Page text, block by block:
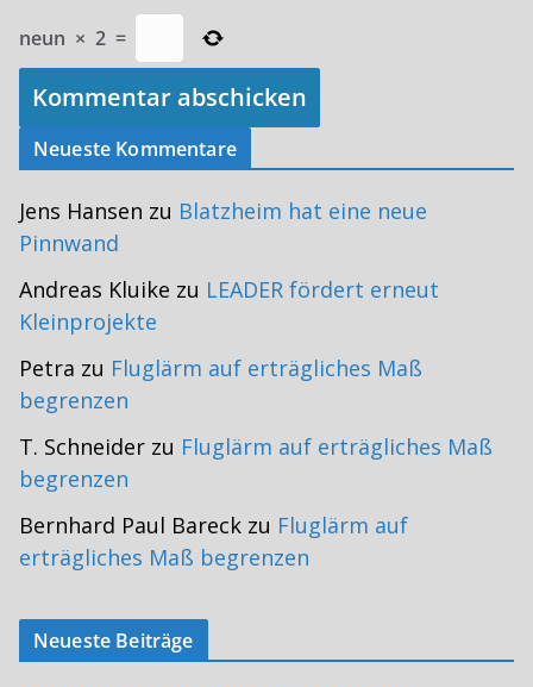
neun × 2 =
Neueste Kommentare
Jens Hansen zu Blatzheim hat eine neue
Pinnwand
Andreas Kluike zu LEADER fördert erneut
Kleinprojekte
Petra zu Fluglärm auf erträgliches Maß
begrenzen
T. Schneider zu Fluglärm auf erträgliches Maß
begrenzen
Bernhard Paul Bareck zu Fluglärm auf
erträgliches Maß begrenzen
Neueste Beiträge